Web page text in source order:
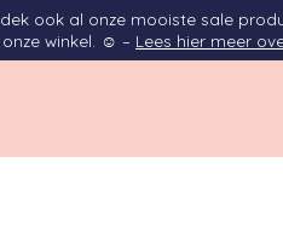
ook al onze mooiste sale
winkel. ☺ – Lees hier meer